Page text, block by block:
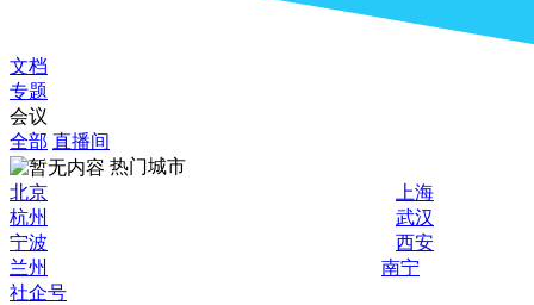
文档
专题
会议
全部 直播间
热门城市
北京
上海
杭州
武汉
宁波
西安
兰州
南宁
社企号